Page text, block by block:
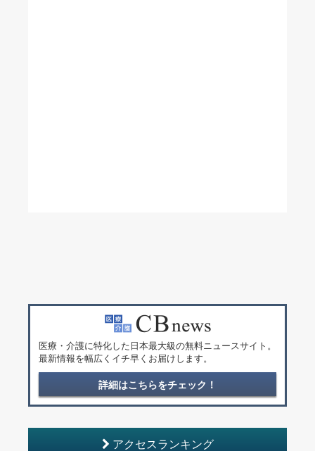
医療・介護に特化した日本最大級の無料ニュースサイト。
最新情報を幅広くイチ早くお届けします。
詳細はこちらをチェック！
アクセスランキング